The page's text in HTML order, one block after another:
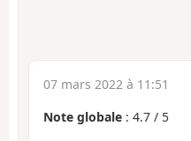
07 mars 2022 à 11:51
Note globale : 4.7 / 5